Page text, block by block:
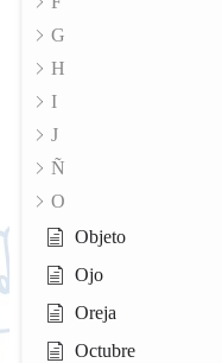
G
H
I
J
Ñ
O
Objeto
Ojo
Oreja
Octubre